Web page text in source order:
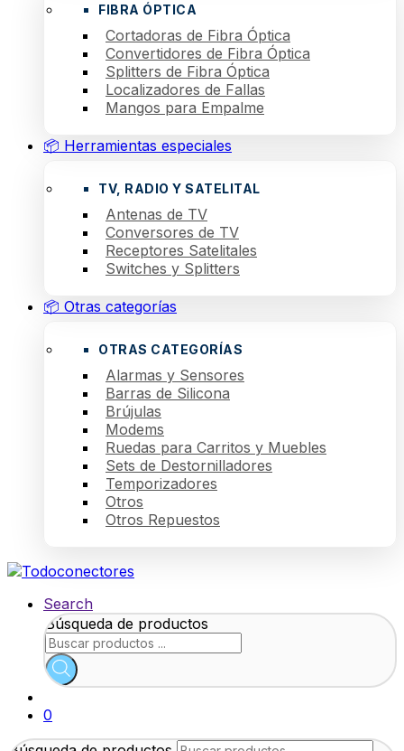
FIBRA ÓPTICA
Cortadoras de Fibra Óptica
Convertidores de Fibra Óptica
Splitters de Fibra Óptica
Localizadores de Fallas
Mangos para Empalme
📦 Herramientas especiales
TV, RADIO Y SATELITAL
Antenas de TV
Conversores de TV
Receptores Satelitales
Switches y Splitters
📦 Otras categorías
OTRAS CATEGORÍAS
Alarmas y Sensores
Barras de Silicona
Brújulas
Modems
Ruedas para Carritos y Muebles
Sets de Destornilladores
Temporizadores
Otros
Otros Repuestos
Search
Búsqueda de productos
0